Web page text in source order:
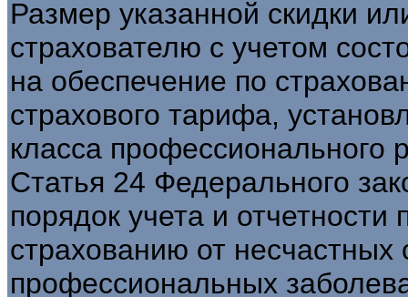
Размер указанной скидки
страхователю с учетом
на обеспечение по
страхового тарифа,
класса профессионального
Статья 24 Федерального
порядок учета и
страхованию от несчастных
профессиональных